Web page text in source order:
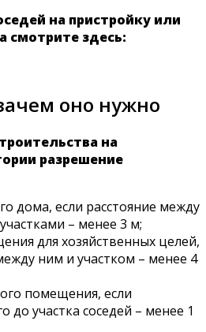
на пристройку или
смотрите здесь:
оно нужно
на
разрешение
дома, если расстояние между
– менее 3 м;
для хозяйственных целей,
ним и участком – менее 4
помещения, если
до участка соседей – менее 1